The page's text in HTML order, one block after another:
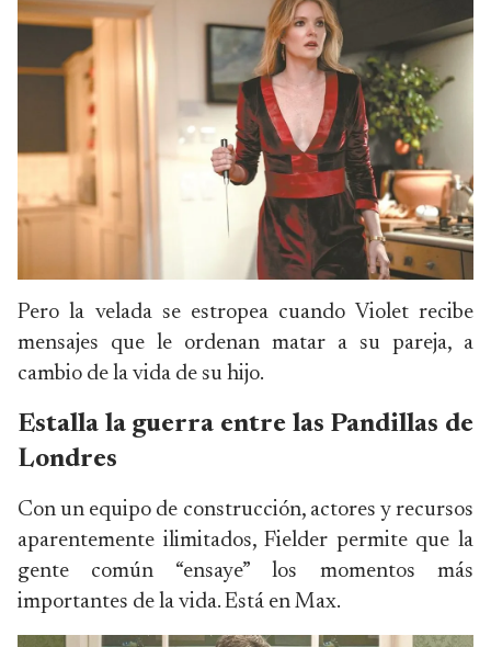
Pero la velada se estropea cuando Violet recibe
mensajes que le ordenan matar a su pareja, a
cambio de la vida de su hijo.
Estalla la guerra entre las Pandillas de
Londres
Con un equipo de construcción, actores y recursos
aparentemente ilimitados, Fielder permite que la
gente común “ensaye” los momentos más
importantes de la vida. Está en Max.